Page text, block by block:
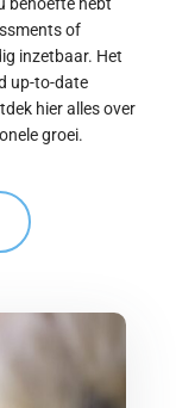
of
inzetbaar. Het
up-to-date
hier alles over
groei.